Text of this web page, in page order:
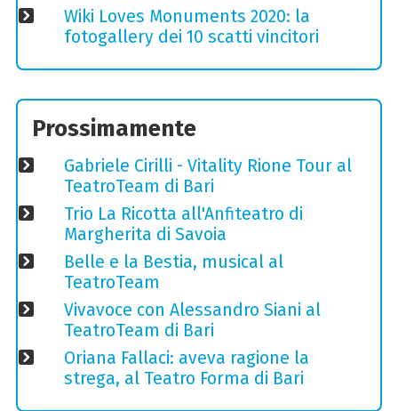
Wiki Loves Monuments 2020: la
fotogallery dei 10 scatti vincitori
Prossimamente
Gabriele Cirilli - Vitality Rione Tour al
TeatroTeam di Bari
Trio La Ricotta all'Anfiteatro di
Margherita di Savoia
Belle e la Bestia, musical al
TeatroTeam
Vivavoce con Alessandro Siani al
TeatroTeam di Bari
Oriana Fallaci: aveva ragione la
strega, al Teatro Forma di Bari